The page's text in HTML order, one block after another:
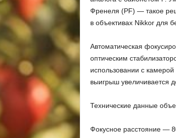
Френеля (PF) — такое
в объективах Nikkor для
Автоматическая
оптическим
использовании с
выигрыш увеличивается
Технические данные
Фокусное расстояние —